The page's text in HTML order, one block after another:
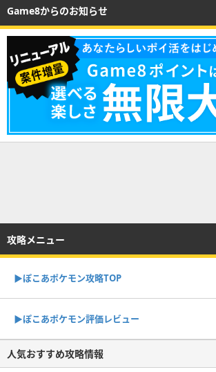
Game8からのお知らせ
攻略メニュー
▶︎ぽこあポケモン攻略TOP
▶︎ぽこあポケモン評価レビュー
人気おすすめ攻略情報